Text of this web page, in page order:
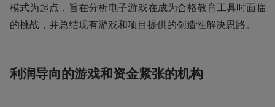
模式为起点，旨在分析电子游戏在成为合格教育工具时面临
的挑战，并总结现有游戏和项目提供的创造性解决思路。
利润导向的游戏和资金紧张的机构